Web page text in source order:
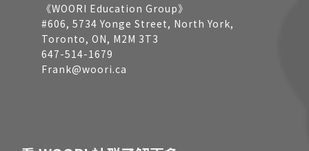
《WOORI Education Group》
#606, 5734 Yonge Street, North York,
Toronto, ON, M2M 3T3
647-514-1679
Frank@woori.ca